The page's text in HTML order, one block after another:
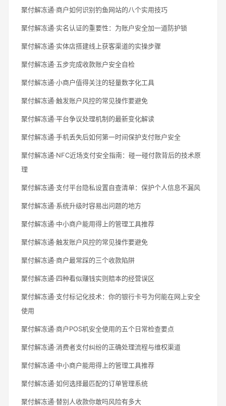
聚付解冻通·商户如何识别钓鱼网站的八个实用技巧
聚付解冻通·实名认证的重要性：为账户安全加一道防护锁
聚付解冻通·实体店搭建线上获客渠道的实操步骤
聚付解冻通·五步完成收款账户安全自检
聚付解冻通·小商户值得关注的轻量数字化工具
聚付解冻通·触发账户风控的常见操作要避免
聚付解冻通·平台争议处理机制的最新变化解读
聚付解冻通·手机丢失后如何第一时间保护支付账户安全
聚付解冻通·NFC近场支付安全指南：碰一碰付款背后的技术原
理
聚付解冻通·支付平台隐私设置自查清单：保护个人信息不漏风
聚付解冻通·系统升级时容易出问题的地方
聚付解冻通·中小商户能用得上的管理工具推荐
聚付解冻通·触发账户风控的常见操作要避免
聚付解冻通·商户最常踩的三个收款陷阱
聚付解冻通·四种看似赚钱实则赔本的经营误区
聚付解冻通·支付标记化技术：你的银行卡号为何能在网上安全
使用
聚付解冻通·商户POS机安全使用的五个日常检查要点
聚付解冻通·消费者支付纠纷的正确处理流程与维权渠道
聚付解冻通·中小商户能用得上的管理工具推荐
聚付解冻通·如何选择最匹配的订单管理系统
聚付解冻通·替别人收款你敢吗风险有多大